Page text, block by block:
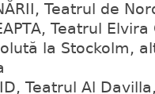
Teatrul de
Teatrul
la Stockolm,
Teatrul Al